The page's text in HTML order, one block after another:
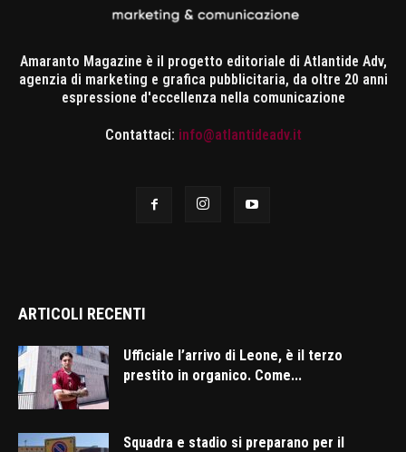
Amaranto Magazine è il progetto editoriale di Atlantide Adv,
agenzia di marketing e grafica pubblicitaria, da oltre 20 anni
espressione d'eccellenza nella comunicazione
Contattaci: info@atlantideadv.it
ARTICOLI RECENTI
Ufficiale l’arrivo di Leone, è il terzo
prestito in organico. Come...
Squadra e stadio si preparano per il